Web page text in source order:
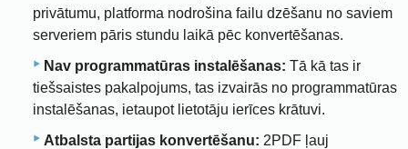
privātumu, platforma nodrošina failu dzēšanu no saviem
serveriem pāris stundu laikā pēc konvertēšanas.
Nav programmatūras instalēšanas: Tā kā tas ir
tiešsaistes pakalpojums, tas izvairās no programmatūras
instalēšanas, ietaupot lietotāju ierīces krātuvi.
Atbalsta partijas konvertēšanu: 2PDF ļauj